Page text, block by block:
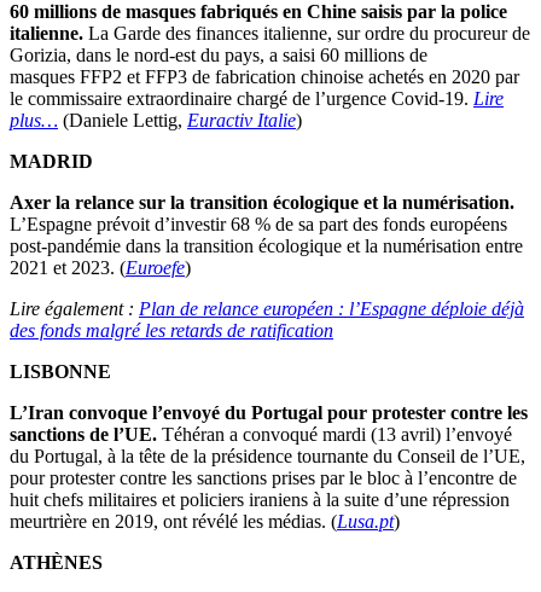
60 millions de masques fabriqués en Chine saisis par la police
italienne. La Garde des finances italienne, sur ordre du procureur de
Gorizia, dans le nord-est du pays, a saisi 60 millions de
masques FFP2 et FFP3 de fabrication chinoise achetés en 2020 par
le commissaire extraordinaire chargé de l’urgence Covid-19. Lire
plus… (Daniele Lettig, Euractiv Italie)
MADRID
Axer la relance sur la transition écologique et la numérisation.
L’Espagne prévoit d’investir 68 % de sa part des fonds européens
post-pandémie dans la transition écologique et la numérisation entre
2021 et 2023. (Euroefe)
Lire également : Plan de relance européen : l’Espagne déploie déjà
des fonds malgré les retards de ratification
LISBONNE
L’Iran convoque l’envoyé du Portugal pour protester contre les
sanctions de l’UE. Téhéran a convoqué mardi (13 avril) l’envoyé
du Portugal, à la tête de la présidence tournante du Conseil de l’UE,
pour protester contre les sanctions prises par le bloc à l’encontre de
huit chefs militaires et policiers iraniens à la suite d’une répression
meurtrière en 2019, ont révélé les médias. (Lusa.pt)
ATHÈNES